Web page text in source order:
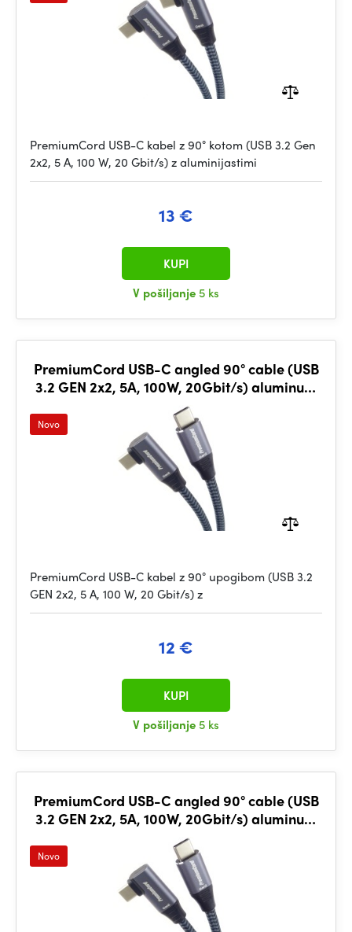
PremiumCord USB-C kabel z 90° kotom (USB 3.2 Gen
2x2, 5 A, 100 W, 20 Gbit/s) z aluminijastimi
13 €
V pošiljanje 5 ks
KUPI
PremiumCord USB-C angled 90° cable (USB
3.2 GEN 2x2, 5A, 100W, 20Gbit/s) aluminum
caps, 2m
Novo
PremiumCord USB-C kabel z 90° upogibom (USB 3.2
GEN 2x2, 5 A, 100 W, 20 Gbit/s) z
12 €
V pošiljanje 5 ks
KUPI
PremiumCord USB-C angled 90° cable (USB
3.2 GEN 2x2, 5A, 100W, 20Gbit/s) aluminum
connector caps, cotton braid, 1m
Novo